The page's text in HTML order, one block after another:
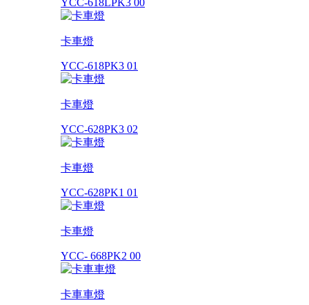
卡車燈
YCC-618PK3 01
卡車燈
YCC-628PK3 02
卡車燈
YCC-628PK1 01
卡車燈
YCC- 668PK2 00
卡車車燈